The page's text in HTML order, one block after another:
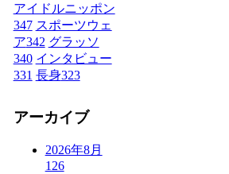
アイドルニッポン
347 スポーツウェ
ア342 グラッソ
340 インタビュー
331 長身323
アーカイブ
2026年8月
126